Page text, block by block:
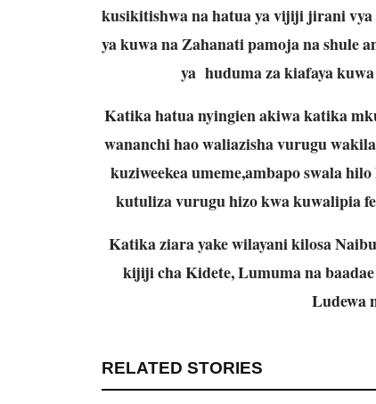
kusikitishwa na hatua ya vijiji jirani
ya kuwa na Zahanati pamoja na shule
ya huduma za kiafaya
Katika hatua nyingien akiwa katika
wananchi hao waliazisha vurugu
kuziweekea umeme,ambapo swala
kutuliza vurugu hizo kwa kuwalipia
Katika ziara yake wilayani kilosa
kijiji cha Kidete, Lumuma na
Ludewa
RELATED STORIES